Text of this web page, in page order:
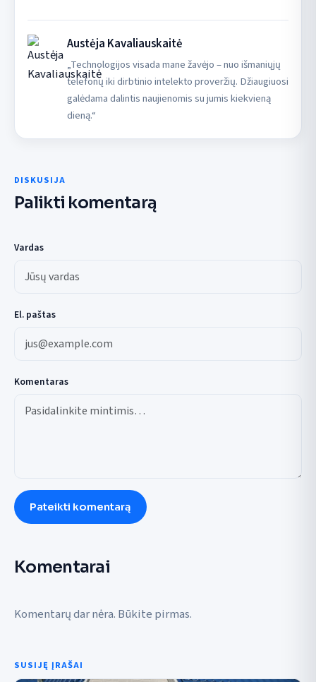
Austėja Kavaliauskaitė
„Technologijos visada mane žavėjo – nuo išmaniųjų
telefonų iki dirbtinio intelekto proveržių. Džiaugiuosi
galėdama dalintis naujienomis su jumis kiekvieną
dieną.“
DISKUSIJA
Palikti komentarą
Vardas
El. paštas
Komentaras
Pateikti komentarą
Komentarai
Komentarų dar nėra. Būkite pirmas.
SUSIJĘ ĮRAŠAI